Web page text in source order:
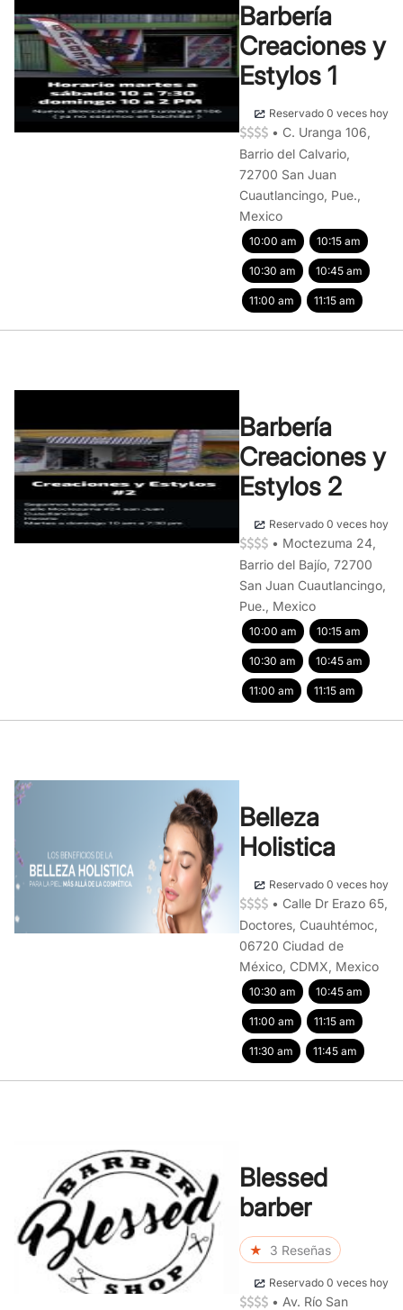
Barbería
Creaciones y
Estylos 1
Reservado 0 veces hoy
• C. Uranga 106,
Barrio del Calvario,
72700 San Juan
Cuautlancingo, Pue.,
Mexico
10:00 am 10:15 am
10:30 am 10:45 am
11:00 am 11:15 am
Barbería
Creaciones y
Estylos 2
Reservado 0 veces hoy
• Moctezuma 24,
Barrio del Bajío, 72700
San Juan Cuautlancingo,
Pue., Mexico
10:00 am 10:15 am
10:30 am 10:45 am
11:00 am 11:15 am
Belleza
Holistica
Reservado 0 veces hoy
• Calle Dr Erazo 65,
Doctores, Cuauhtémoc,
06720 Ciudad de
México, CDMX, Mexico
10:30 am 10:45 am
11:00 am 11:15 am
11:30 am 11:45 am
Blessed
barber
★ 3 Reseñas
Reservado 0 veces hoy
• Av. Río San